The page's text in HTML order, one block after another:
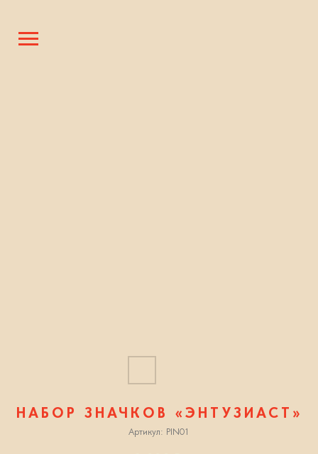
НАБОР ЗНАЧКОВ «ЭНТУЗИАСТ»
Артикул: PIN01